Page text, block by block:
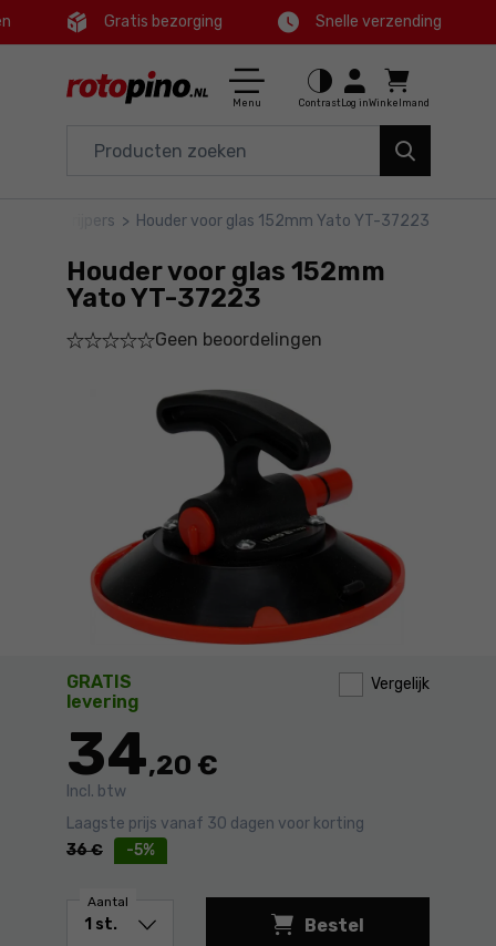
Ctrl
Hoofdmenu
Productinformatie
Bestel
Gedetailleerde informatie
Voettekst
Sitemap
Gratis bezorging Snelle verzending
Menu Contrast Log inWinkelmand
Huis en tuin
Aanbiedingen
Grijpers > Houder voor glas 152mm Yato YT-37223
Houder voor glas 152mm
Yato YT-37223
Geen beoordelingen
GRATIS
levering
Vergelijk
34,20 €
Incl. btw
-5%
Laagste prijs vanaf 30 dagen voor korting
36€
Aantal
Bestel
Houder voor glas